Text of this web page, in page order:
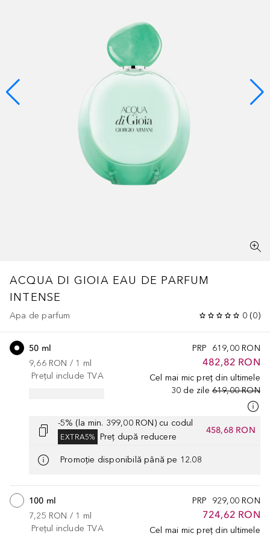
ACQUA DI GIOIA EAU DE PARFUM
INTENSE
Apa de parfum 0 (0)
PRP 619,00 RON
482,82 RON
Cel mai mic preț din ultimele
30 de zile 619,00 RON
50 ml
9,66 RON / 1 ml
Prețul include TVA
-5% (la min. 399,00 RON) cu codul
EXTRA5% Preț după reducere
458,68 RON
Promoție disponibilă până pe 12.08
PRP 929,00 RON
724,62 RON
Cel mai mic preț din ultimele
100 ml
7,25 RON / 1 ml
Prețul include TVA